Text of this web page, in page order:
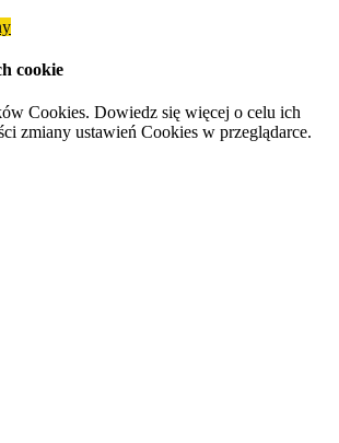
cookie
Cookies. Dowiedz się więcej o celu ich
zmiany ustawień Cookies w przeglądarce.